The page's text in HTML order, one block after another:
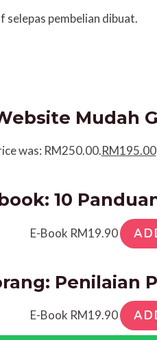
selepas pembelian dibuat.
Mudah
was: RM250.00.RM195.00
10
E-Book RM19.90
Penilaian
E-Book RM19.90